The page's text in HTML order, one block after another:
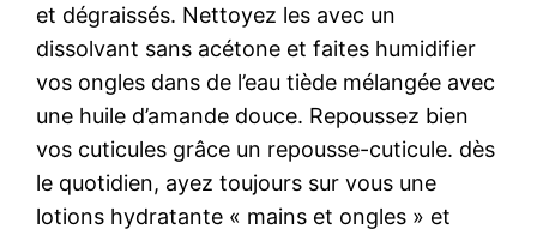
et dégraissés. Nettoyez les avec un
dissolvant sans acétone et faites humidifier
vos ongles dans de l’eau tiède mélangée avec
une huile d’amande douce. Repoussez bien
vos cuticules grâce un repousse-cuticule. dès
le quotidien, ayez toujours sur vous une
lotions hydratante « mains et ongles » et